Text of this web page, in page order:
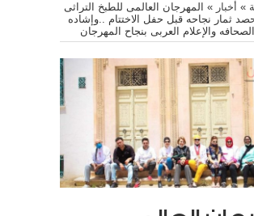
» أخبار » المهرجان العالمى للطبخ التراثى
ثمار نجاحه قبل حفل الاختتام ..وإشاده
والإعلام العربى بنجاح المهرجان